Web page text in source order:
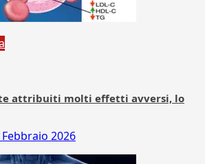
attribuiti molti effetti avversi, lo
Febbraio 2026